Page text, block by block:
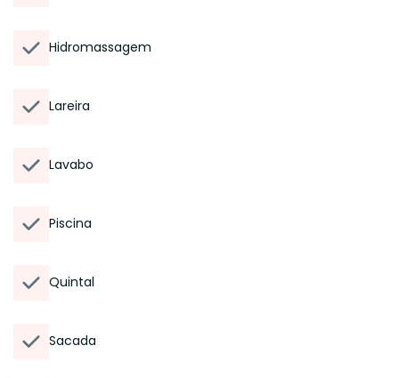
Hidromassagem
Lareira
Lavabo
Piscina
Quintal
Sacada